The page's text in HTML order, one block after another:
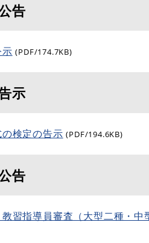
告
(PDF/174.7KB)
示
検定の告示 (PDF/194.6KB)
告
習指導員審査（大型二種・